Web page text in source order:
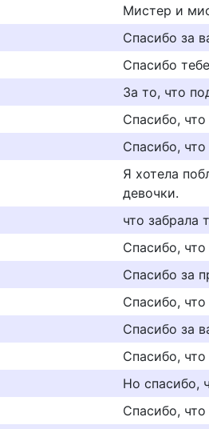
Мистер и
Спасибо за
Спасибо
За то, что
Спасибо, что
Спасибо,
Я хотела
девочки.
что забрала
Спасибо,
Спасибо за
Спасибо, что
Спасибо за
Спасибо, что
Но спасибо,
Спасибо,